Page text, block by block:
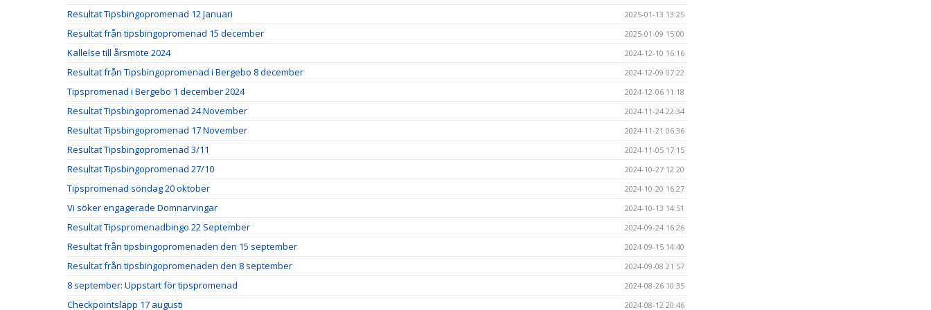
Resultat Tipsbingopromenad 12 Januari
2025-01-13 13:25
Resultat från tipsbingopromenad 15 december 2025-01-09 15:00
Kallelse till årsmöte 2024 2024-12-10 16:16
Resultat från Tipsbingopromenad i Bergebo 8 december 2024-12-09 07:22
Tipspromenad i Bergebo 1 december 2024 2024-12-06 11:18
Resultat Tipsbingopromenad 24 November 2024-11-24 22:34
Resultat Tipsbingopromenad 17 November 2024-11-21 06:36
Resultat Tipsbingopromenad 3/11 2024-11-05 17:15
Resultat Tipsbingopromenad 27/10 2024-10-27 12:20
Tipspromenad söndag 20 oktober 2024-10-20 16:27
Vi söker engagerade Domnarvingar 2024-10-13 14:51
Resultat Tipspromenadbingo 22 September 2024-09-24 16:26
Resultat från tipsbingopromenaden den 15 september 2024-09-15 14:40
Resultat från tipsbingopromenaden den 8 september 2024-09-08 21:57
8 september: Uppstart för tipspromenad 2024-08-26 10:35
Checkpointsläpp 17 augusti 2024-08-12 20:46